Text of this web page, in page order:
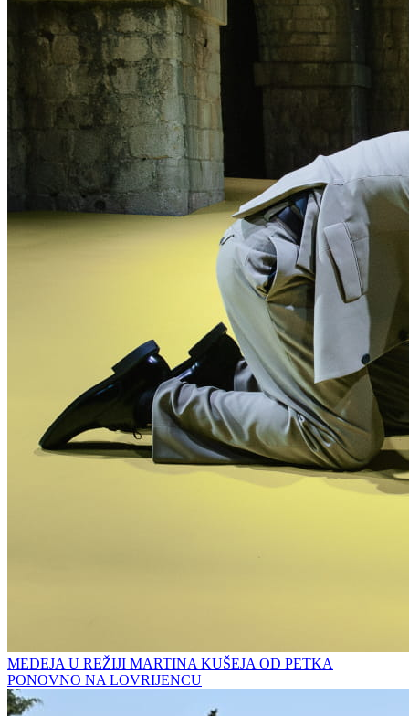
MEDEJA U REŽIJI MARTINA KUŠEJA OD PETKA
PONOVNO NA LOVRIJENCU